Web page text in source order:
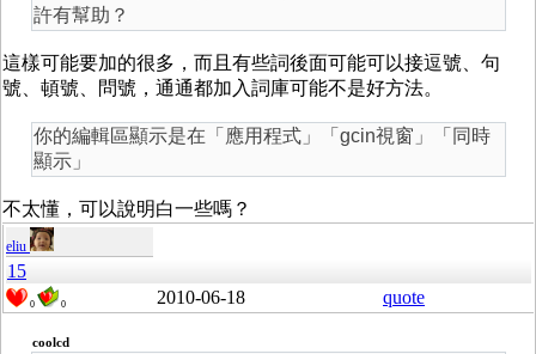
許有幫助？
這樣可能要加的很多，而且有些詞後面可能可以接逗號、句
號、頓號、問號，通通都加入詞庫可能不是好方法。
你的編輯區顯示是在「應用程式」「gcin視窗」「同時
顯示」
不太懂，可以說明白一些嗎？
eliu
15
0 0 2010-06-18 quote
coolcd